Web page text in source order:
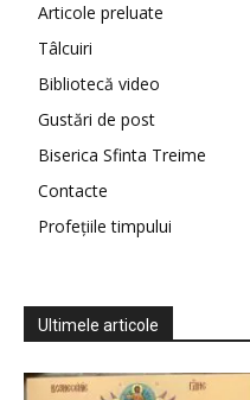
Articole preluate
Tâlcuiri
Bibliotecă video
Gustări de post
Biserica Sfinta Treime
Contacte
Profețiile timpului
Ultimele articole